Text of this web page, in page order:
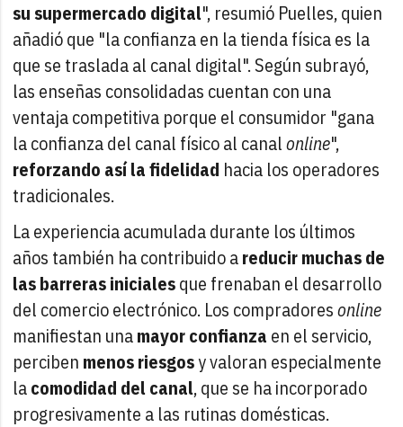
su supermercado digital", resumió Puelles, quien
añadió que "la confianza en la tienda física es la
que se traslada al canal digital". Según subrayó,
las enseñas consolidadas cuentan con una
ventaja competitiva porque el consumidor "gana
la confianza del canal físico al canalonline",
reforzando así la fidelidad hacia los operadores
tradicionales.
La experiencia acumulada durante los últimos
años también ha contribuido areducir muchas de
las barreras inicialesque frenaban el desarrollo
del comercio electrónico. Los compradoresonline
manifiestan unamayor confianza en el servicio,
perciben menos riesgosy valoran especialmente
lacomodidad del canal, que se ha incorporado
progresivamente a las rutinas domésticas.